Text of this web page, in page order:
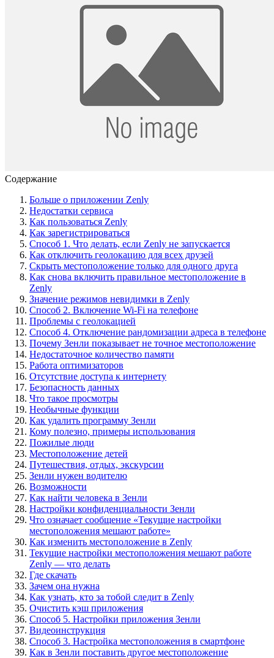
Содержание
Больше о приложении Zenly
Недостатки сервиса
Как пользоваться Zenly
Как зарегистрироваться
Способ 1. Что делать, если Zenly не запускается
Как отключить геолокацию для всех друзей
Скрыть местоположение только для одного друга
Как снова включить правильное местоположение в
Zenly
Значение режимов невидимки в Zenly
Способ 2. Включение Wi-Fi на телефоне
Проблемы с геолокацией
Способ 4. Отключение рандомизации адреса в телефоне
Почему Зенли показывает не точное местоположение
Недостаточное количество памяти
Работа оптимизаторов
Отсутствие доступа к интернету
Безопасность данных
Что такое просмотры
Необычные функции
Как удалить программу Зенли
Кому полезно, примеры использования
Пожилые люди
Местоположение детей
Путешествия, отдых, экскурсии
Зенли нужен водителю
Возможности
Как найти человека в Зенли
Настройки конфиденциальности Зенли
Что означает сообщение «Текущие настройки
местоположения мешают работе»
Как изменить местоположение в Zenly
Текущие настройки местоположения мешают работе
Zenly — что делать
Где скачать
Зачем она нужна
Как узнать, кто за тобой следит в Zenly
Очистить кэш приложения
Способ 5. Настройки приложения Зенли
Видеоинструкция
Способ 3. Настройка местоположения в смартфоне
Как в Зенли поставить другое местоположение